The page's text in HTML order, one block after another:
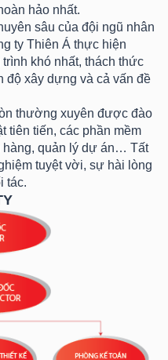
hảo nhất.
sâu của đội ngũ nhân
ty Thiên Á thực hiện
khó nhất, thách thức
độ xây dựng và cả vấn đề
thường xuyên được đào
tiên tiến, các phần mềm
hàng, quản lý dự án… Tất
tuyệt vời, sự hài lòng
tác.